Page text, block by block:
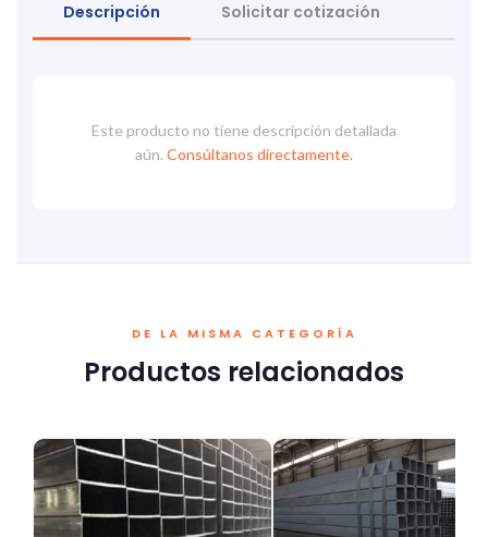
Descripción Solicitar cotización
Este producto no tiene descripción detallada
aún. Consúltanos directamente.
DE LA MISMA CATEGORÍA
Productos relacionados